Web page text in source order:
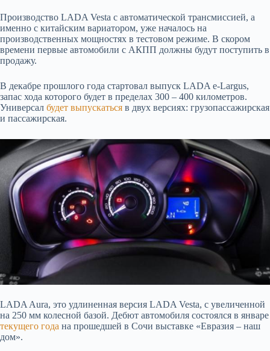
Производство LADA Vesta с автоматической трансмиссией, а
именно с китайским вариатором, уже началось на
производственных мощностях в тестовом режиме. В скором
времени первые автомобили с АКПП должны будут поступить в
продажу.
В декабре прошлого года стартовал выпуск LADA e-Largus,
запас хода которого будет в пределах 300 – 400 километров.
Универсал будет выпускаться в двух версиях: грузопассажирская
и пассажирская.
LADA Aura, это удлиненная версия LADA Vesta, с увеличенной
на 250 мм колесной базой. Дебют автомобиля состоялся в январе
текущего года на прошедшей в Сочи выставке «Евразия – наш
дом».